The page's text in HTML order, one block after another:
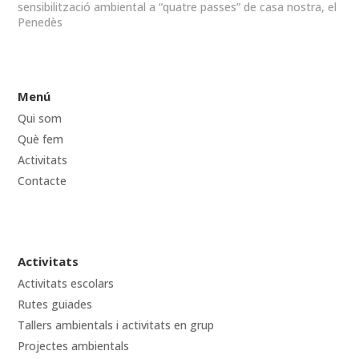
sensibilització ambiental a “quatre passes” de casa nostra, el
Penedès
Menú
Qui som
Què fem
Activitats
Contacte
Activitats
Activitats escolars
Rutes guiades
Tallers ambientals i activitats en grup
Projectes ambientals